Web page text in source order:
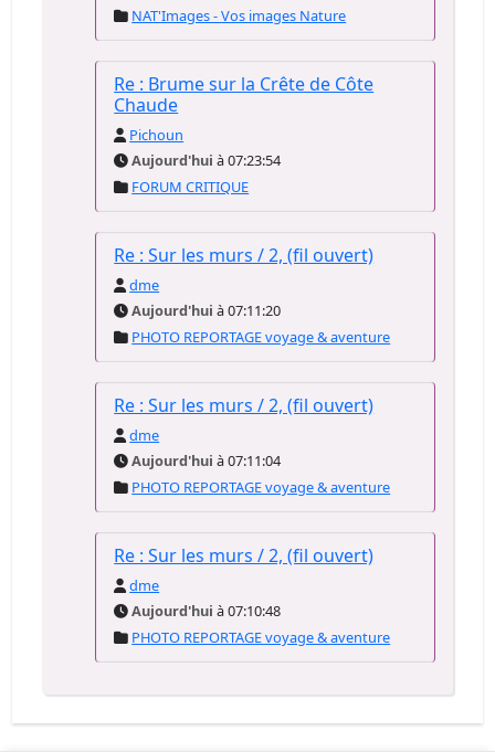
NAT'Images - Vos images Nature
Re : Brume sur la Crête de Côte
Chaude
Pichoun
Aujourd'hui à 07:23:54
FORUM CRITIQUE
Re : Sur les murs / 2, (fil ouvert)
dme
Aujourd'hui à 07:11:20
PHOTO REPORTAGE voyage & aventure
Re : Sur les murs / 2, (fil ouvert)
dme
Aujourd'hui à 07:11:04
PHOTO REPORTAGE voyage & aventure
Re : Sur les murs / 2, (fil ouvert)
dme
Aujourd'hui à 07:10:48
PHOTO REPORTAGE voyage & aventure